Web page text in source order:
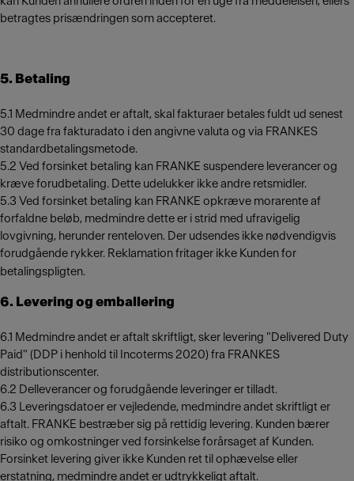
betragtes prisændringen som accepteret.
5. Betaling
5.1 Medmindre andet er aftalt, skal fakturaer betales fuldt ud senest
30 dage fra fakturadato i den angivne valuta og via FRANKES
standardbetalingsmetode.
5.2 Ved forsinket betaling kan FRANKE suspendere leverancer og
kræve forudbetaling. Dette udelukker ikke andre retsmidler.
5.3 Ved forsinket betaling kan FRANKE opkræve morarente af
forfaldne beløb, medmindre dette er i strid med ufravigelig
lovgivning, herunder renteloven. Der udsendes ikke nødvendigvis
forudgående rykker. Reklamation fritager ikke Kunden for
betalingspligten.
6. Levering og emballering
6.1 Medmindre andet er aftalt skriftligt, sker levering "Delivered Duty
Paid" (DDP i henhold til Incoterms 2020) fra FRANKES
distributionscenter.
6.2 Delleverancer og forudgående leveringer er tilladt.
6.3 Leveringsdatoer er vejledende, medmindre andet skriftligt er
aftalt. FRANKE bestræber sig på rettidig levering. Kunden bærer
risiko og omkostninger ved forsinkelse forårsaget af Kunden.
Forsinket levering giver ikke Kunden ret til ophævelse eller
erstatning, medmindre andet er udtrykkeligt aftalt.